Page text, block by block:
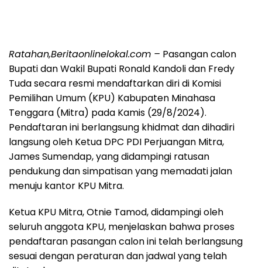
Ratahan,Beritaonlinelokal.com – Pasangan calon
Bupati dan Wakil Bupati Ronald Kandoli dan Fredy
Tuda secara resmi mendaftarkan diri di Komisi
Pemilihan Umum (KPU) Kabupaten Minahasa
Tenggara (Mitra) pada Kamis (29/8/2024).
Pendaftaran ini berlangsung khidmat dan dihadiri
langsung oleh Ketua DPC PDI Perjuangan Mitra,
James Sumendap, yang didampingi ratusan
pendukung dan simpatisan yang memadati jalan
menuju kantor KPU Mitra.
Ketua KPU Mitra, Otnie Tamod, didampingi oleh
seluruh anggota KPU, menjelaskan bahwa proses
pendaftaran pasangan calon ini telah berlangsung
sesuai dengan peraturan dan jadwal yang telah